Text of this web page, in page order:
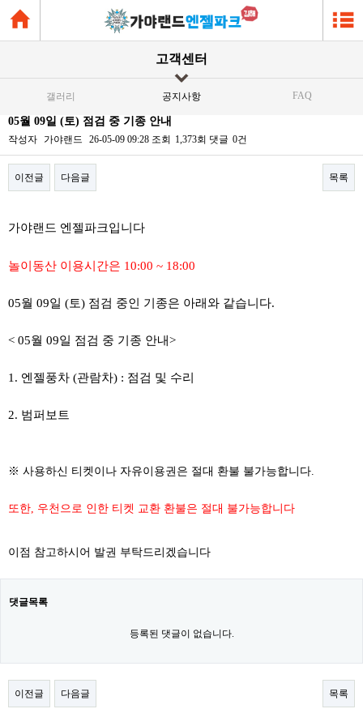
고객센터
갤러리 공지사항 FAQ
05월 09일 (토) 점검 중 기종 안내
작성자 가야랜드 26-05-09 09:28 조회 1,373회 댓글 0건
이전글 다음글 목록
가야랜드 엔젤파크입니다
놀이동산 이용시간은 10:00 ~ 18:00
05월 09일 (토) 점검 중인 기종은 아래와 같습니다.
< 05월 09일 점검 중 기종 안내>
1. 엔젤풍차 (관람차) : 점검 및 수리
2. 범퍼보트
※ 사용하신 티켓이나 자유이용권은 절대 환불 불가능합니다.
또한, 우천으로 인한 티켓 교환 환불은 절대 불가능합니다
이점 참고하시어 발권 부탁드리겠습니다
댓글목록
등록된 댓글이 없습니다.
이전글 다음글 목록